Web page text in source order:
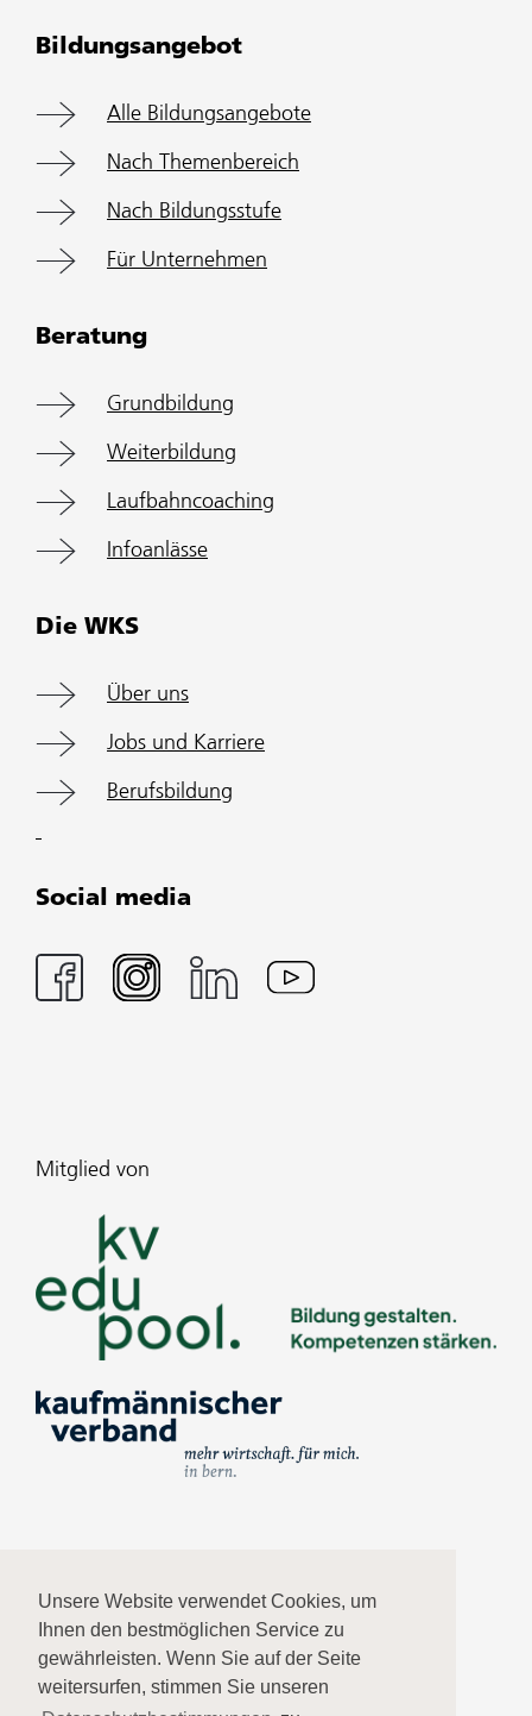
Unsere Website verwendet Cookies, um
Ihnen den bestmöglichen Service zu
gewährleisten. Wenn Sie auf der Seite
weitersurfen, stimmen Sie unseren
Bildungsangebot
Alle Bildungsangebote
Nach Themenbereich
Nach Bildungsstufe
Für Unternehmen
Beratung
Grundbildung
Weiterbildung
Laufbahncoaching
Infoanlässe
Die WKS
Über uns
Jobs und Karriere
Berufsbildung
Social media
Datenschutz
Mitglied von